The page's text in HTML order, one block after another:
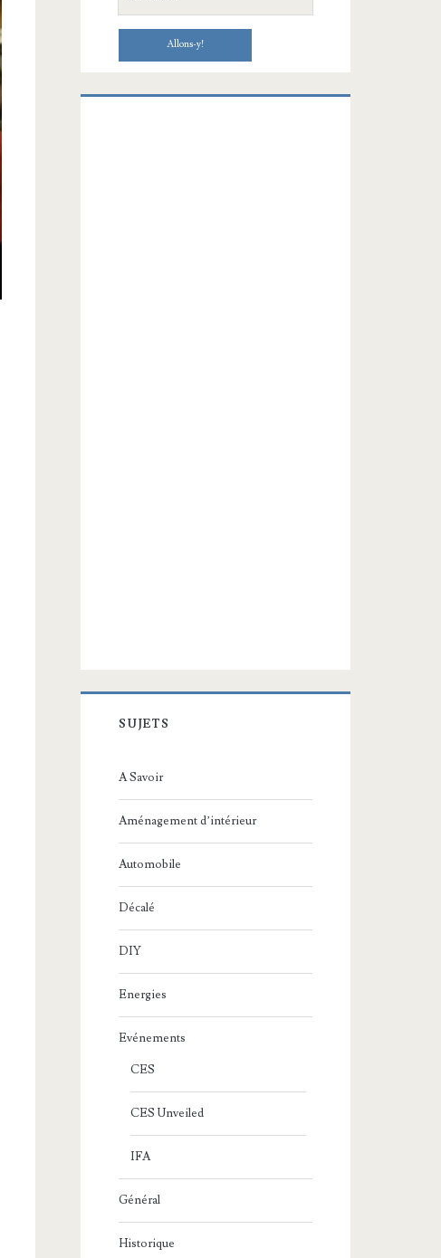
SUJETS
A Savoir
Aménagement d’intérieur
Automobile
Décalé
DIY
Energies
Evénements
CES
CES Unveiled
IFA
Général
Historique